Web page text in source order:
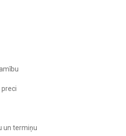
preci
un termiņu